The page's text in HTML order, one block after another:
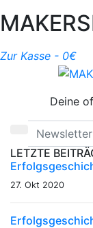
Zur Kasse - 0€
Deine
LETZTE
27. Okt 2020